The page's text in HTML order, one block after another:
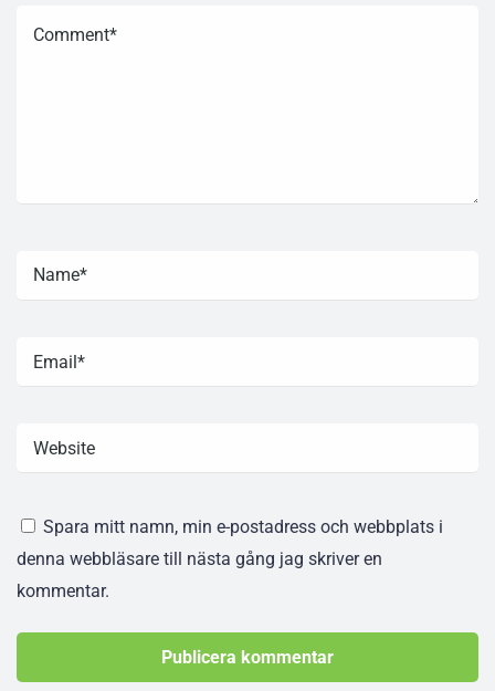
Spara mitt namn, min e-postadress och webbplats i
denna webbläsare till nästa gång jag skriver en
kommentar.